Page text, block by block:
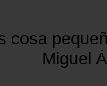
cosa
Miguel